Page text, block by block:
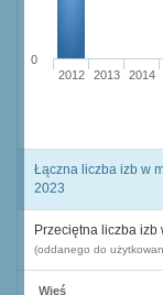
2012 2013 2014
0
Łączna liczba izb w
2023
Przeciętna liczba izb
(oddanego do
Wieś